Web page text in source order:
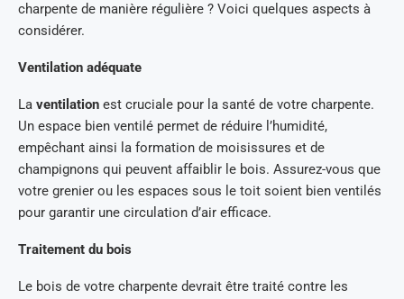
charpente de manière régulière ? Voici quelques aspects à
considérer.
Ventilation adéquate
La ventilation est cruciale pour la santé de votre charpente.
Un espace bien ventilé permet de réduire l’humidité,
empêchant ainsi la formation de moisissures et de
champignons qui peuvent affaiblir le bois. Assurez-vous que
votre grenier ou les espaces sous le toit soient bien ventilés
pour garantir une circulation d’air efficace.
Traitement du bois
Le bois de votre charpente devrait être traité contre les